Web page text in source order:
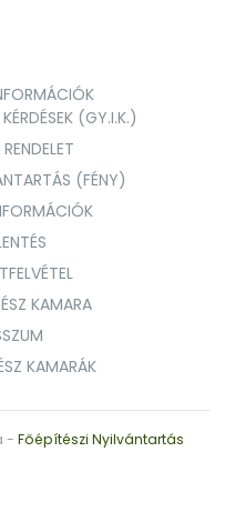
(GY.I.K.)
(FÉNY)
KAMARA
KAMARÁK
- Főépítészi Nyilvántartás